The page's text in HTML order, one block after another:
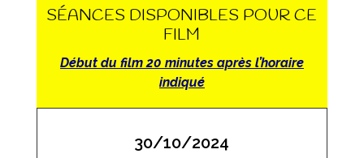
SÉANCES DISPONIBLES POUR CE
FILM
Début du film 20 minutes après l’horaire
indiqué
30/10/2024